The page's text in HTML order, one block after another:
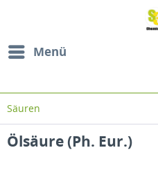
Menü
Säuren
Ölsäure (Ph. Eur.)